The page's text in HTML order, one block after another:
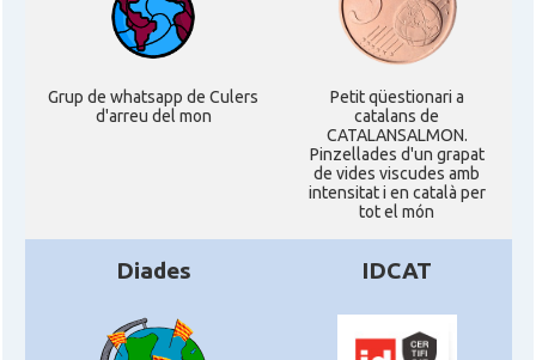
Grup de whatsapp de Culers
d'arreu del mon
Petit qüestionari a
catalans de
CATALANSALMON.
Pinzellades d'un grapat
de vides viscudes amb
intensitat i en català per
tot el món
Diades IDCAT